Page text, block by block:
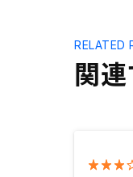
関連
RELATED